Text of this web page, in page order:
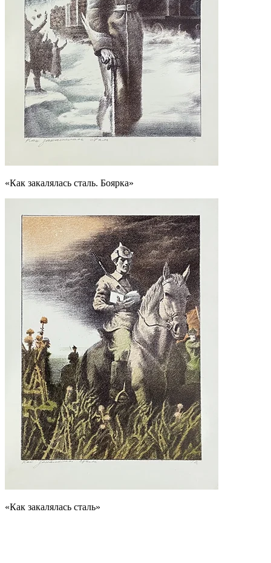
«Как закалялась сталь. Боярка»
«Как закалялась сталь»